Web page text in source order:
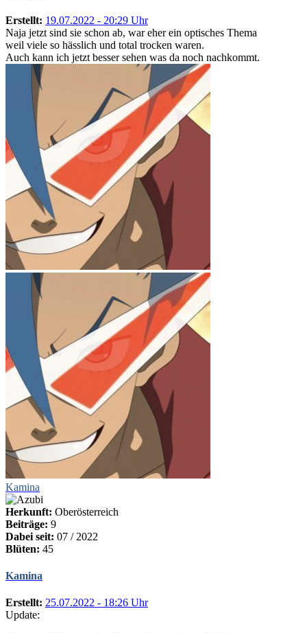
Erstellt: 19.07.2022 - 20:29 Uhr
Naja jetzt sind sie schon ab, war eher ein optisches Thema
weil viele so hässlich und total trocken waren.
Auch kann ich jetzt besser sehen was da noch nachkommt.
Kamina
Herkunft: Oberösterreich
Beiträge: 9
Dabei seit: 07 / 2022
Blüten: 45
Kamina
Erstellt: 25.07.2022 - 18:26 Uhr
Update: